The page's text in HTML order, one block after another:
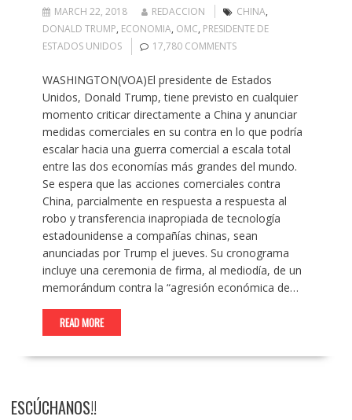
MARCH 22, 2018 REDACCION CHINA,
DONALD TRUMP, ECONOMIA, OMC, PRESIDENTE DE
ESTADOS UNIDOS
17,780 COMMENTS
WASHINGTON(VOA)El presidente de Estados
Unidos, Donald Trump, tiene previsto en cualquier
momento criticar directamente a China y anunciar
medidas comerciales en su contra en lo que podría
escalar hacia una guerra comercial a escala total
entre las dos economías más grandes del mundo.
Se espera que las acciones comerciales contra
China, parcialmente en respuesta a respuesta al
robo y transferencia inapropiada de tecnología
estadounidense a compañías chinas, sean
anunciadas por Trump el jueves. Su cronograma
incluye una ceremonia de firma, al mediodía, de un
memorándum contra la “agresión económica de…
READ MORE
ESCÚCHANOS!!